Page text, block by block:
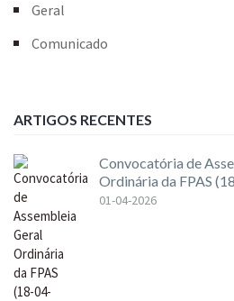
Geral
Comunicado
ARTIGOS RECENTES
Convocatória de
Ordinária da FPAS
01-04-2026